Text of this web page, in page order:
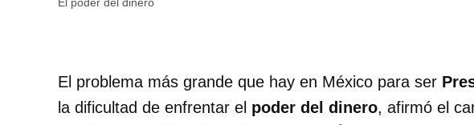
El problema más grande que hay en México para ser
la dificultad de enfrentar el poder del dinero, afirmó el